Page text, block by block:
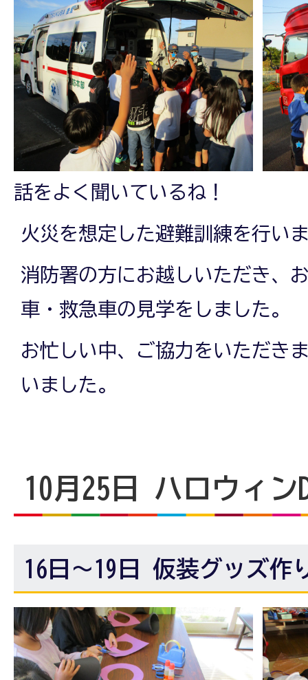
話をよく聞いているね！
火災を想定した避難訓練を行い
消防署の方にお越しいただき、
車・救急車の見学をしました。
お忙しい中、ご協力をいただき
いました。
10月25日 ハロウィン
16日～19日 仮装グッズ作